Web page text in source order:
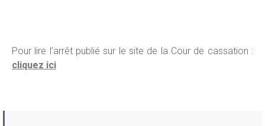
Pour lire l’arrêt publié sur le site de la Cour de cassation :
cliquez ici